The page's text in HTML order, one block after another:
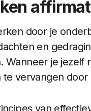
door je
en
Wanneer je jezelf
te vervangen
van